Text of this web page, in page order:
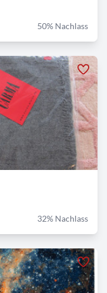
50% Nachlass
32% Nachlass